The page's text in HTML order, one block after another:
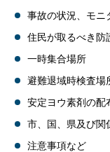
事故の状況、モニ
住民が取るべき防
一時集合場所
避難退域時検査場
安定ヨウ素剤の配
市、国、県及び関
注意事項など